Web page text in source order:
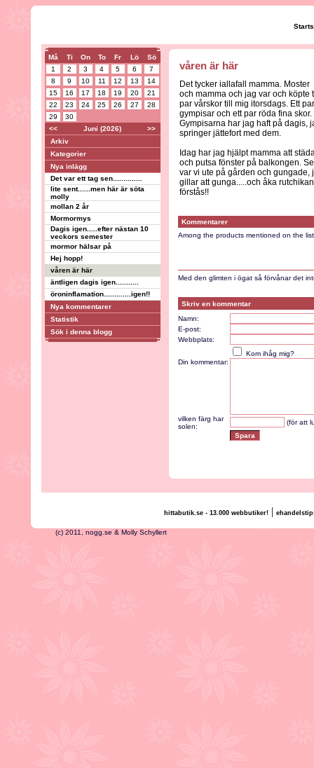
Må Ti On To Fr Lö
Sö
1
2 3 4 5 6
7
8
9 10 11 12 13
14
15
16 17 18 19 20
21
22
23 24 25 26 27
28
29
30
<<
Juni (2026)
>>
Arkiv
Kategorier
Nya inlägg
Det var ett tag sen..............
lite sent......men här är söta
molly
mollan 2 år
Mormormys
Dagis igen.....efter nästan 10
veckors semester
mormor hälsar på
Hej hopp!
våren är här
äntligen dagis igen...........
öroninflamation.............igen!!
Nya kommentarer
Statistik
Sök i denna blogg
våren är här
Det tycker iallafall mamma. Moster
och mamma och jag var och köpte
par vårskor till mig itorsdags. Ett par
gympisar och ett par röda fina skor.
Gympisarna har jag haft på dagis,
springer jättefort med dem.
Idag har jag hjälpt mamma att
och putsa fönster på balkongen.
var vi ute på gården och gungade,
gillar att gunga.....och åka
förstås!!
Kommentarer
Among the products mentioned on the
Med den glimten i ögat så förvånar det
Skriv en kommentar
Namn:
E-post:
Webbplats:
Kom ihåg mig?
Din kommentar:
vilken färg har
solen:
(för att
hittabutik.se - 13.000 webbutiker!|
(c) 2011, nogg.se & Molly Schyllert